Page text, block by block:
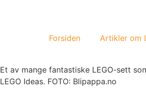
Forsiden Artikler om
Et av mange fantastiske LEGO-sett
LEGO Ideas. FOTO: Blipappa.no